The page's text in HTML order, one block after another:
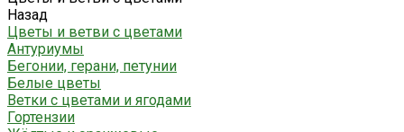
Назад
Цветы и ветви с цветами
Антуриумы
Бегонии, герани, петунии
Белые цветы
Ветки с цветами и ягодами
Гортензии